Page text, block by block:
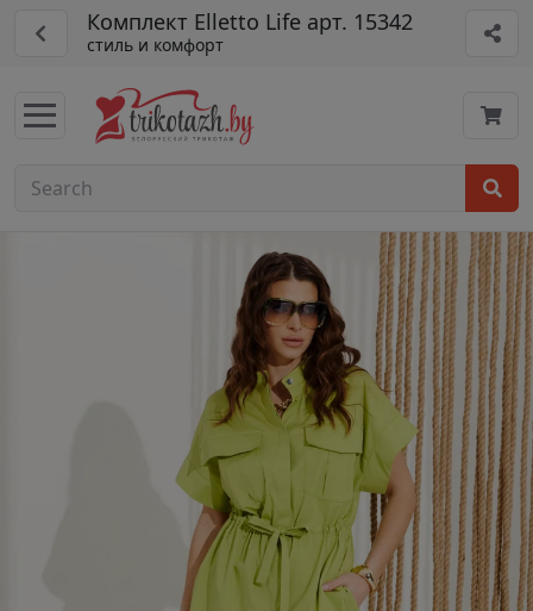
Комплект Elletto Life арт. 15342
стиль и комфорт